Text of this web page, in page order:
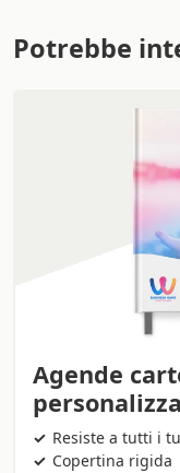
Potrebbe
Agende
Resiste a tutti i
Copertina rigida